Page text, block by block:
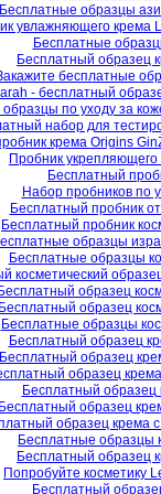
Бесплатные образцы
увлажняющего крема
Бесплатные
Бесплатный образец
бесплатные
- бесплатный
по уходу за
набор для
крема Origins
Пробник
Бесплатный
Набор пробников по
Бесплатный пробник
Бесплатный пробник
образцы
Бесплатные образцы
косметический
образец
Бесплатный образец
Бесплатные образцы
Бесплатный образец
Бесплатный образец
образец
Бесплатный образец
Бесплатный образец
образец крема
Бесплатные образцы
Бесплатный образец
Попробуйте косметику
Бесплатный